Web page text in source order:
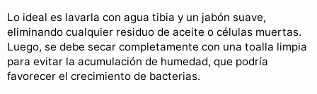
Lo ideal es lavarla con agua tibia y un jabón suave,
eliminando cualquier residuo de aceite o células muertas.
Luego, se debe secar completamente con una toalla limpia
para evitar la acumulación de humedad, que podría
favorecer el crecimiento de bacterias.